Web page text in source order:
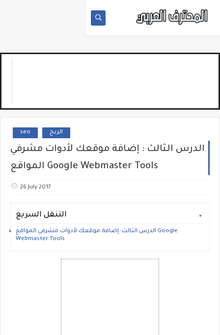
seo الربح
الدرس الثالث : إضافة موقعك لأدوات مشرفي
المواقع Google Webmaster Tools
26 July 2017
التنقل السريع
الدرس الثالث: إضافة موقعك لأدوات مشرفي المواقع Google
Webmaster Tools